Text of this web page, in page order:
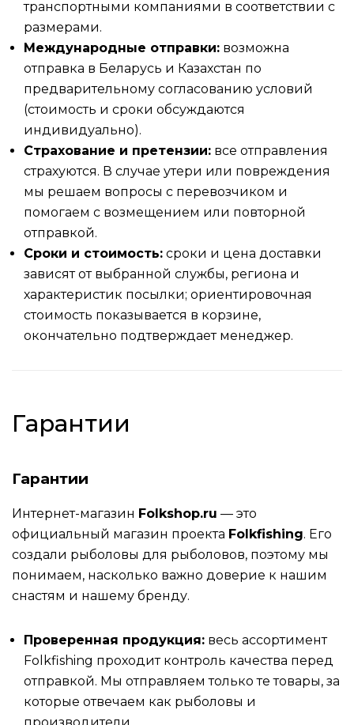
транспортными компаниями в соответствии с
размерами.
Международные отправки: возможна
отправка в Беларусь и Казахстан по
предварительному согласованию условий
(стоимость и сроки обсуждаются
индивидуально).
Страхование и претензии: все отправления
страхуются. В случае утери или повреждения
мы решаем вопросы с перевозчиком и
помогаем с возмещением или повторной
отправкой.
Сроки и стоимость: сроки и цена доставки
зависят от выбранной службы, региона и
характеристик посылки; ориентировочная
стоимость показывается в корзине,
окончательно подтверждает менеджер.
Гарантии
Гарантии
Интернет-магазин Folkshop.ru — это
официальный магазин проекта Folkfishing. Его
создали рыболовы для рыболовов, поэтому мы
понимаем, насколько важно доверие к нашим
снастям и нашему бренду.
Проверенная продукция: весь ассортимент
Folkfishing проходит контроль качества перед
отправкой. Мы отправляем только те товары, за
которые отвечаем как рыболовы и